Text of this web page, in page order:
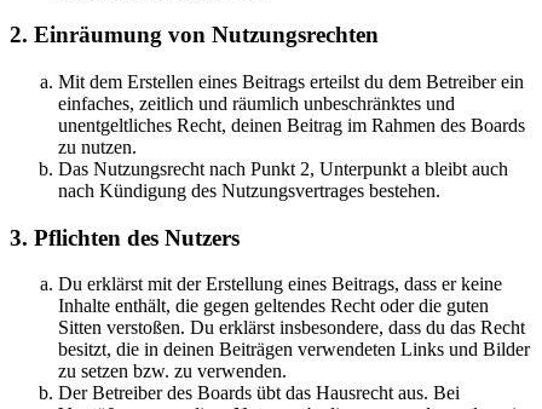
2. Einräumung von Nutzungsrechten
Mit dem Erstellen eines Beitrags erteilst du dem Betreiber ein
einfaches, zeitlich und räumlich unbeschränktes und
unentgeltliches Recht, deinen Beitrag im Rahmen des Boards
zu nutzen.
Das Nutzungsrecht nach Punkt 2, Unterpunkt a bleibt auch
nach Kündigung des Nutzungsvertrages bestehen.
3. Pflichten des Nutzers
Du erklärst mit der Erstellung eines Beitrags, dass er keine
Inhalte enthält, die gegen geltendes Recht oder die guten
Sitten verstoßen. Du erklärst insbesondere, dass du das Recht
besitzt, die in deinen Beiträgen verwendeten Links und Bilder
zu setzen bzw. zu verwenden.
Der Betreiber des Boards übt das Hausrecht aus. Bei